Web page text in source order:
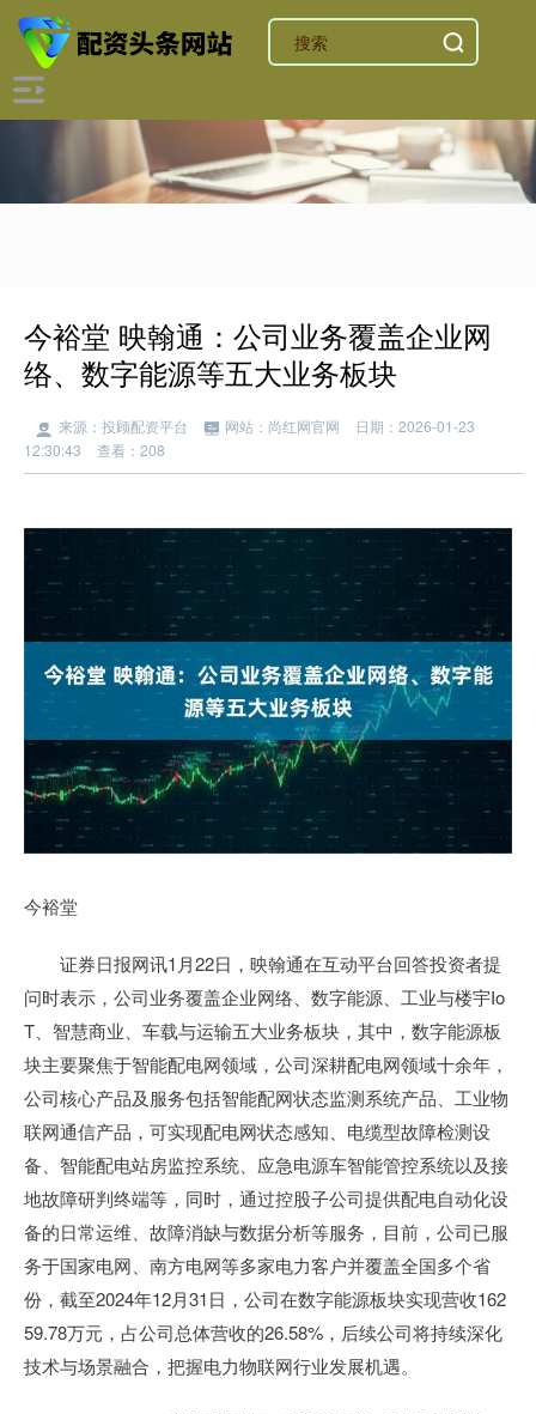
今裕堂 映翰通：公司业务覆盖企业网
络、数字能源等五大业务板块
来源：投顾配资平台 网站：尚红网官网
日期：2026-01-23
12:30:43
查看：208
今裕堂
证券日报网讯1月22日，映翰通在互动平台回答投资者提
问时表示，公司业务覆盖企业网络、数字能源、工业与楼宇Io
T、智慧商业、车载与运输五大业务板块，其中，数字能源板
块主要聚焦于智能配电网领域，公司深耕配电网领域十余年，
公司核心产品及服务包括智能配网状态监测系统产品、工业物
联网通信产品，可实现配电网状态感知、电缆型故障检测设
备、智能配电站房监控系统、应急电源车智能管控系统以及接
地故障研判终端等，同时，通过控股子公司提供配电自动化设
备的日常运维、故障消缺与数据分析等服务，目前，公司已服
务于国家电网、南方电网等多家电力客户并覆盖全国多个省
份，截至2024年12月31日，公司在数字能源板块实现营收162
59.78万元，占公司总体营收的26.58%，后续公司将持续深化
技术与场景融合，把握电力物联网行业发展机遇。